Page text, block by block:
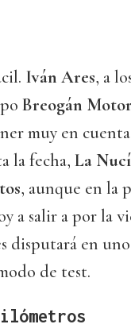
Iván Ares, a
Breogán Motor
muy en
la fecha, La
, aunque en la
a salir a por la
disputará en
de test.